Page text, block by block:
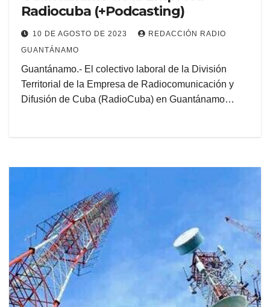
Radiocuba (+Podcasting)
10 DE AGOSTO DE 2023
REDACCIÓN RADIO
GUANTÁNAMO
Guantánamo.- El colectivo laboral de la División
Territorial de la Empresa de Radiocomunicación y
Difusión de Cuba (RadioCuba) en Guantánamo…